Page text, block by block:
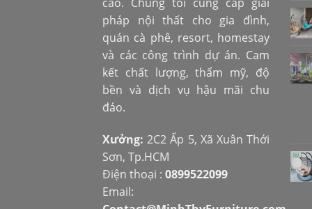
pháp nội thất cho gia đình,
quán cà phê, resort, homestay
và các công trình dự án. Cam
kết chất lượng, thẩm mỹ, độ
bền và dịch vụ hậu mãi chu
đáo.
Xưởng:2C2 Ấp 5, Xã Xuân Thới
Sơn, Tp.HCM
Điện thoại : 0899522099
Email: